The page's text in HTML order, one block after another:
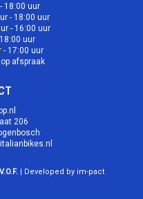
18:00 uur
- 18:00 uur
- 16:00 uur
uur
- 17:00 uur
afspraak
206
| Developed by im-pact